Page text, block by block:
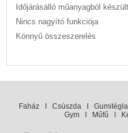
Időjárásálló műanyagból készült
Nincs nagyító funkciója
Könnyű összeszerelés
FaházI CsúszdaI Gumitégla
GymI Műfű